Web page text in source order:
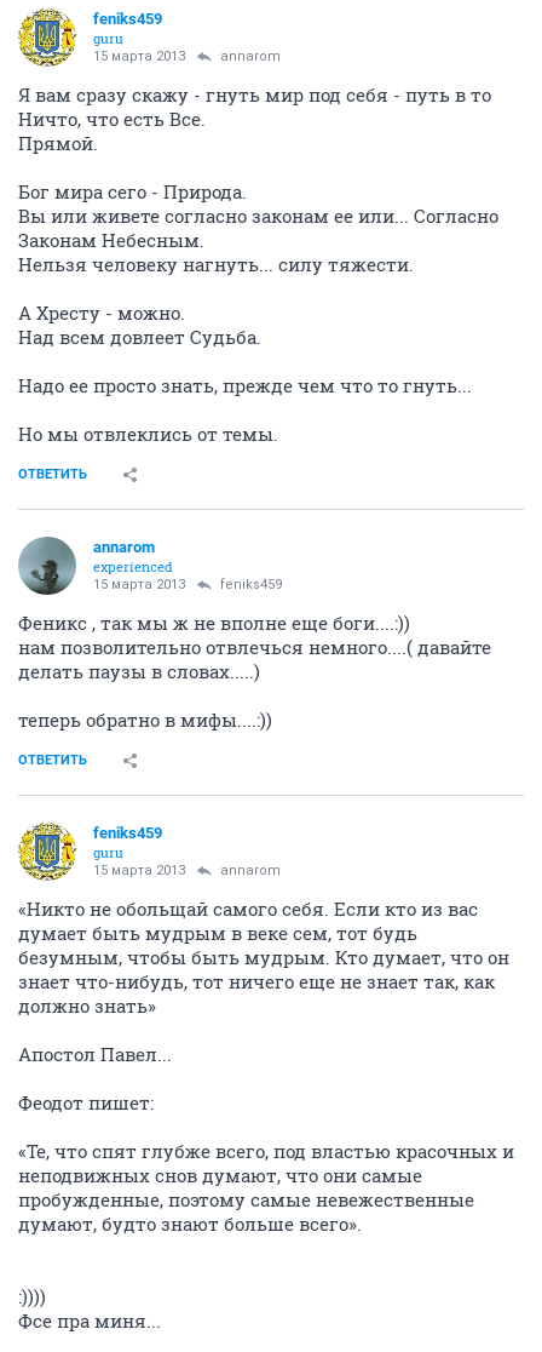
feniks459
guru
15 марта 2013 annarom
Я вам сразу скажу - гнуть мир под себя - путь в то
Ничто, что есть Все.
Прямой.
Бог мира сего - Природа.
Вы или живете согласно законам ее или... Согласно
Законам Небесным.
Нельзя человеку нагнуть... силу тяжести.
А Хресту - можно.
Над всем довлеет Судьба.
Надо ее просто знать, прежде чем что то гнуть...
Но мы отвлеклись от темы.
ОТВЕТИТЬ
annarom
experienced
15 марта 2013 feniks459
Феникс , так мы ж не вполне еще боги....:))
нам позволительно отвлечься немного....( давайте
делать паузы в словах.....)
теперь обратно в мифы....:))
ОТВЕТИТЬ
feniks459
guru
15 марта 2013 annarom
«Никто не обольщай самого себя. Если кто из вас
думает быть мудрым в веке сем, тот будь
безумным, чтобы быть мудрым. Кто думает, что он
знает что-нибудь, тот ничего еще не знает так, как
должно знать»
Апостол Павел...
Феодот пишет:
«Те, что спят глубже всего, под властью красочных и
неподвижных снов думают, что они самые
пробужденные, поэтому самые невежественные
думают, будто знают больше всего».
:))))
Фсе пра миня...